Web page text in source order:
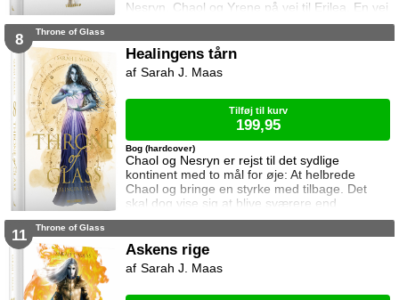
Nesryn, Chaol og Yrene på vej til Erilea. En vej
der fører dem forbi Chaols barndomshjem
kæmper Aedion mod Erawans fremrykkende
styrker og sin vrede over den aftale Aelin og
Lysandra har indgået. Og Dorian og Manon
8 Throne of Glass
Healingens tårn
Chaol og Nesryn er rejst til det sydlige
kontinent med to mål for øje: At helbrede
Chaol og bringe en styrke med tilbage. Det
skal dog vise sig at blive sværere end
forventet, for khaganen, det sydlige kontinents
træffe en beslutning her og nu. Da en healer
bliver myrdet under mystiske omstændigheder,
frygter Chaol og Nesryn at Valkerne er fulgt
Bog (hardcover)
Sarah J. Maas
Tilføj til kurv
199,95
11 Throne of Glass
Askens rige
Sarah J. Maas